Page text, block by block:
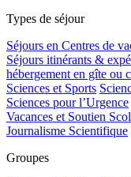
Types de séjour
Séjours en Centres de
Séjours itinérants &
hébergement en gîte ou
Sciences et Sports
Sciences pour l’Urgence
Vacances et Soutien
Journalisme Scientifique
Groupes